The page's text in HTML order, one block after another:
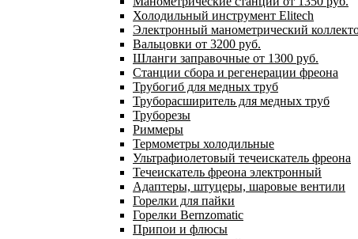
Холодильный инструмент Elitech
Электронный манометрический
Вальцовки от 3200 руб.
Шланги заправочные от 1300 руб.
Станции сбора и регенерации фреона
Трубогиб для медных труб
Труборасширитель для медных труб
Труборезы
Риммеры
Термометры холодильные
Ультрафиолетовый течеискатель фреона
Течеискатель фреона электронный
Адаптеры, штуцеры, шаровые вентили
Горелки для пайки
Горелки Bernzomatic
Припои и флюсы